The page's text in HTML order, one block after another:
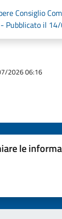
Consiglio
Pubblicato il
2026 06:16
le
5 stelle su 5
stelle su 5
su 5
5